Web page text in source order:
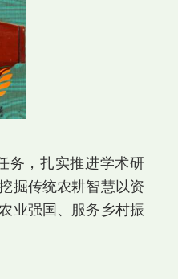
务，扎实推进学术研
掘传统农耕智慧以资
业强国、服务乡村振